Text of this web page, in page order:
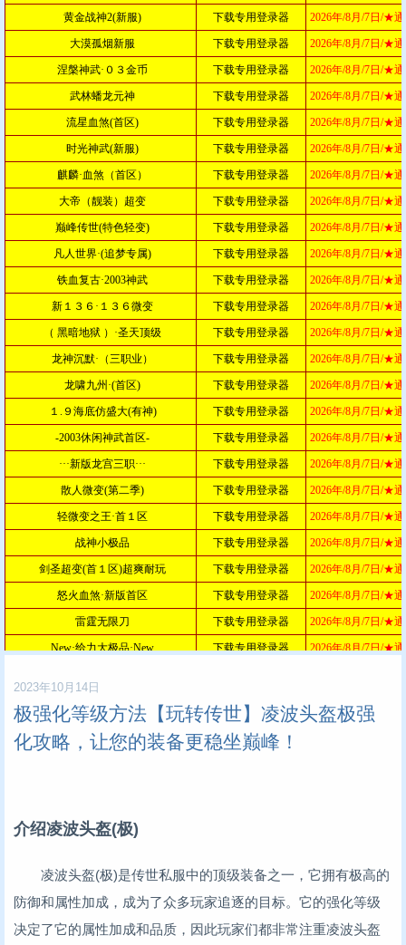
2023年10月14日
极强化等级方法【玩转传世】凌波头盔极强
化攻略，让您的装备更稳坐巅峰！
介绍凌波头盔(极)
凌波头盔(极)是传世私服中的顶级装备之一，它拥有极高的
防御和属性加成，成为了众多玩家追逐的目标。它的强化等级
决定了它的属性加成和品质，因此玩家们都非常注重凌波头盔